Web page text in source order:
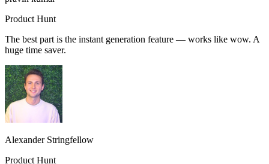
Product Hunt
The best part is the instant generation feature — works like wow. A
huge time saver.
Alexander Stringfellow
Product Hunt